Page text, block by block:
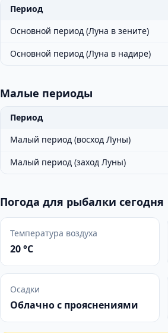
Период
Основной период (Луна в зените)
Основной период (Луна в надире)
Малые периоды
Период
Малый период (восход Луны)
Малый период (заход Луны)
Погода для рыбалки сегодня
Температура воздуха
20 °C
Осадки
Облачно с прояснениями